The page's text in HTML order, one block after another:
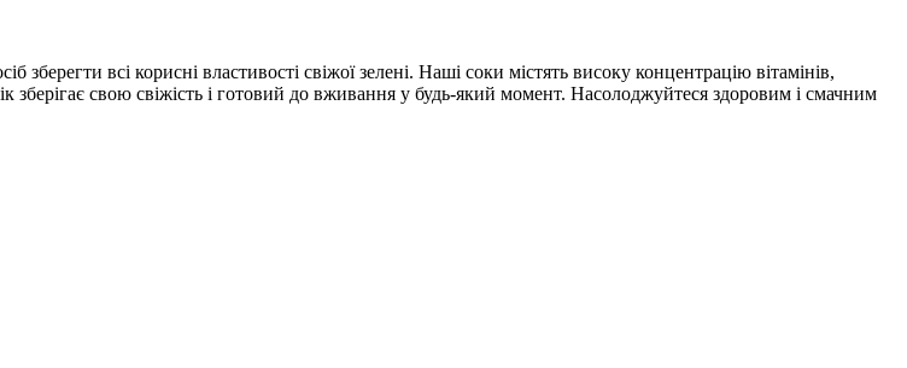
всі корисні властивості свіжої зелені. Наші соки містять високу концентрацію вітамінів,
зберігає свою свіжість і готовий до вживання у будь-який момент. Насолоджуйтеся здоровим і смачним